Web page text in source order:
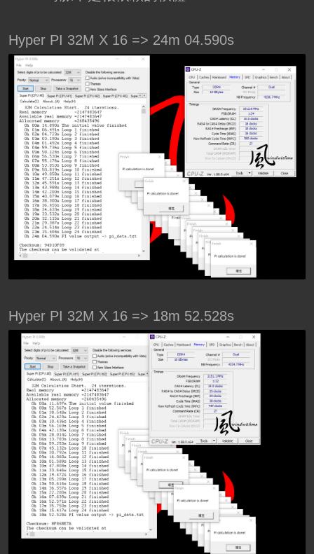
Hyper PI 32M X 16 => 24m 04.590s
Hyper PI 32M X 16 => 18m 52.528s